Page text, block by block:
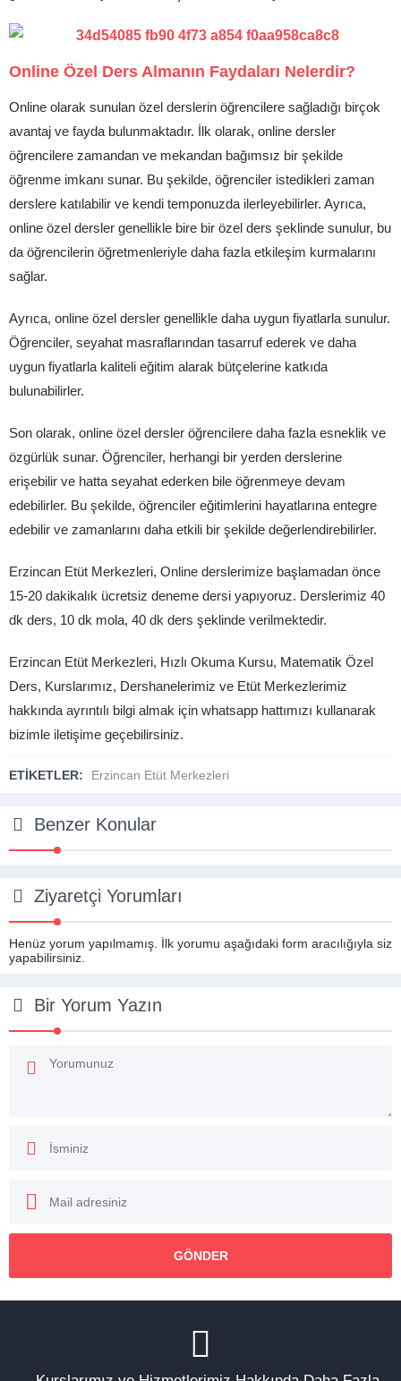
Online Özel Ders Almanın Faydaları Nelerdir?
Online olarak sunulan özel derslerin öğrencilere sağladığı birçok
avantaj ve fayda bulunmaktadır. İlk olarak, online dersler
öğrencilere zamandan ve mekandan bağımsız bir şekilde
öğrenme imkanı sunar. Bu şekilde, öğrenciler istedikleri zaman
derslere katılabilir ve kendi temponuzda ilerleyebilirler. Ayrıca,
online özel dersler genellikle bire bir özel ders şeklinde sunulur, bu
da öğrencilerin öğretmenleriyle daha fazla etkileşim kurmalarını
sağlar.
Ayrıca, online özel dersler genellikle daha uygun fiyatlarla sunulur.
Öğrenciler, seyahat masraflarından tasarruf ederek ve daha
uygun fiyatlarla kaliteli eğitim alarak bütçelerine katkıda
bulunabilirler.
Son olarak, online özel dersler öğrencilere daha fazla esneklik ve
özgürlük sunar. Öğrenciler, herhangi bir yerden derslerine
erişebilir ve hatta seyahat ederken bile öğrenmeye devam
edebilirler. Bu şekilde, öğrenciler eğitimlerini hayatlarına entegre
edebilir ve zamanlarını daha etkili bir şekilde değerlendirebilirler.
Erzincan Etüt Merkezleri, Online derslerimize başlamadan önce
15-20 dakikalık ücretsiz deneme dersi yapıyoruz. Derslerimiz 40
dk ders, 10 dk mola, 40 dk ders şeklinde verilmektedir.
Erzincan Etüt Merkezleri, Hızlı Okuma Kursu, Matematik Özel
Ders, Kurslarımız, Dershanelerimiz ve Etüt Merkezlerimiz
hakkında ayrıntılı bilgi almak için whatsapp hattımızı kullanarak
bizimle iletişime geçebilirsiniz.
ETİKETLER: Erzincan Etüt Merkezleri
Benzer Konular
Ziyaretçi Yorumları
Henüz yorum yapılmamış. İlk yorumu aşağıdaki form aracılığıyla siz
yapabilirsiniz.
Bir Yorum Yazın